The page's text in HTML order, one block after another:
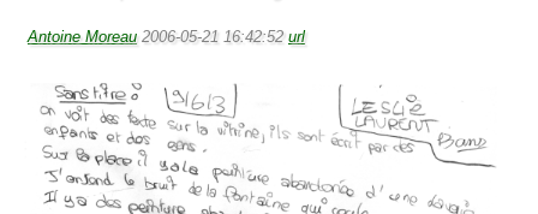
Antoine Moreau 2006-05-21 16:42:52 url